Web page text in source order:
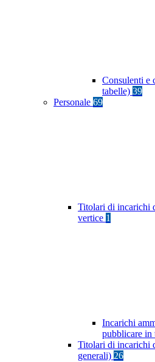
Consulenti e
tabelle) 39
Personale 69
Titolari di incarichi
vertice 1
Incarichi
pubblicare in
Titolari di incarichi
generali) 26